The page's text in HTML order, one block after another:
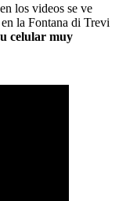
los videos se ve
la Fontana di Trevi
celular muy